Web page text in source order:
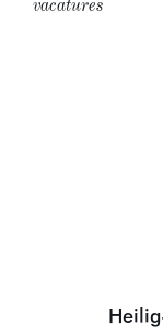
vacatures